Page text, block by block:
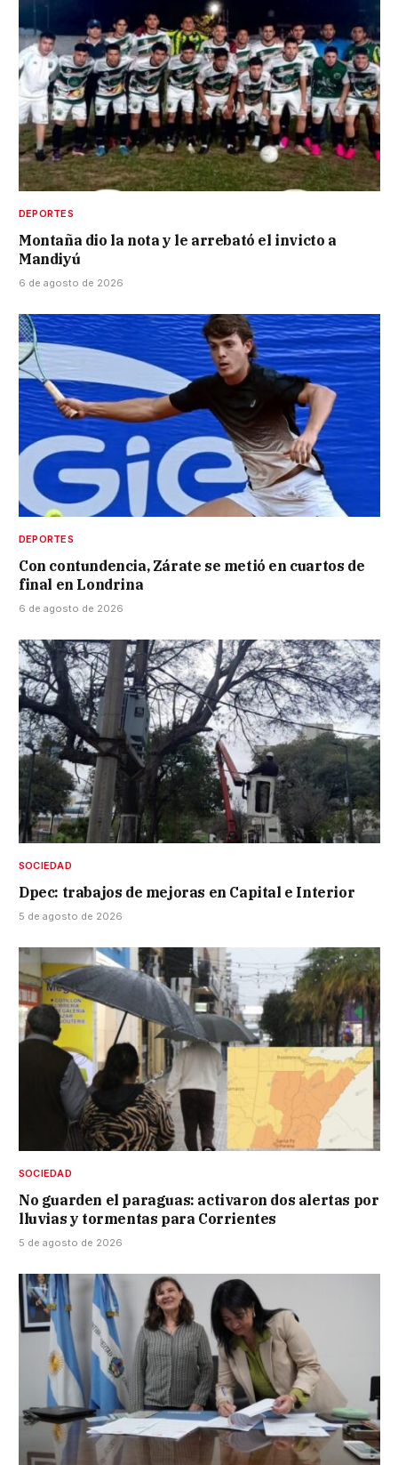
DEPORTES
Montaña dio la nota y le arrebató el invicto a
Mandiyú
6 de agosto de 2026
DEPORTES
Con contundencia, Zárate se metió en cuartos de
final en Londrina
6 de agosto de 2026
SOCIEDAD
Dpec: trabajos de mejoras en Capital e Interior
5 de agosto de 2026
SOCIEDAD
No guarden el paraguas: activaron dos alertas por
lluvias y tormentas para Corrientes
5 de agosto de 2026